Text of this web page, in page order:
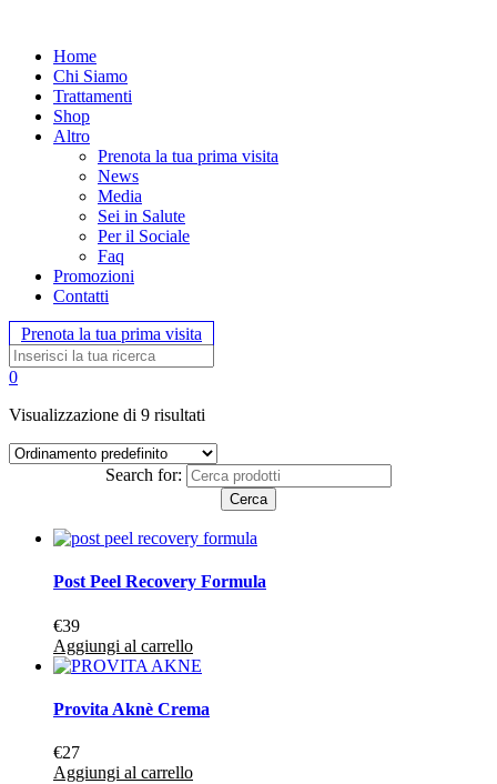
Home
Chi Siamo
Trattamenti
Shop
Altro
Prenota la tua prima visita
News
Media
Sei in Salute
Per il Sociale
Faq
Promozioni
Contatti
Prenota la tua prima visita
0
Visualizzazione di 9 risultati
Search for:
Post Peel Recovery Formula
€39
Aggiungi al carrello
Provita Aknè Crema
€27
Aggiungi al carrello